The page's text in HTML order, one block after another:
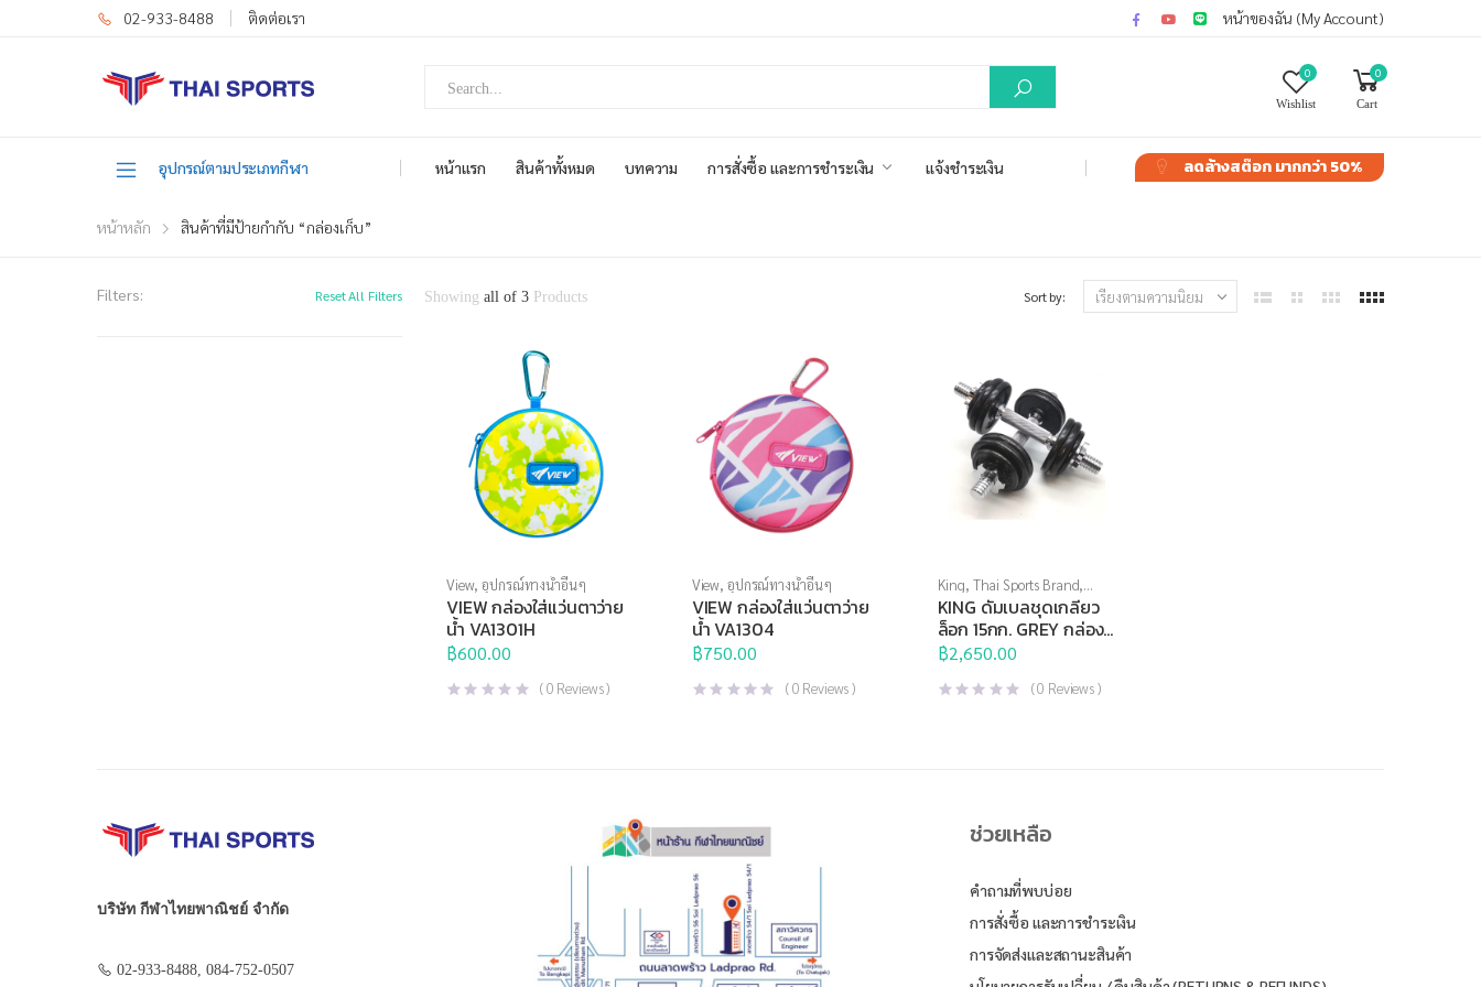
02-933-8488 ติดต่อเรา หน้าของฉัน (My Account)
0
Wishlist
0
Cart
อุปกรณ์ตามประเภทกีฬา หน้าแรก สินค้าทั้งหมด บทความ การสั่งซื้อ และการชำระเงิน แจ้งชำระเงิน ลดล้างสต๊อกมากกว่า 50%
หน้าหลัก สินค้าที่มีป้ายกำกับ “กล่องเก็บ”
Filters: Reset All Filters Showing all of 3 Products Sort by:
View,อุปกรณ์ทางน้ำอื่นๆ
VIEW กล่องใส่แว่นตาว่าย
น้ำ VA1301H
฿600.00
(0 Reviews )
View, อุปกรณ์ทางน้ำอื่นๆ
VIEW กล่องใส่แว่นตาว่าย
น้ำ VA1304
฿750.00
(0 Reviews )
King, Thai Sports Brand,
ดัมเบล ,อุปกรณ์บริหารกาย
KING ดัมเบลชุดเกลียว
ล็อก 15กก. GREY กล่อง
PE
฿2,650.00
(0 Reviews )
บริษัท กีฬาไทยพาณิชย์ จำกัด
02-933-8488, 084-752-0507
ช่วยเหลือ
คำถามที่พบบ่อย
การสั่งซื้อ และการชำระเงิน
การจัดส่งและสถานะสินค้า